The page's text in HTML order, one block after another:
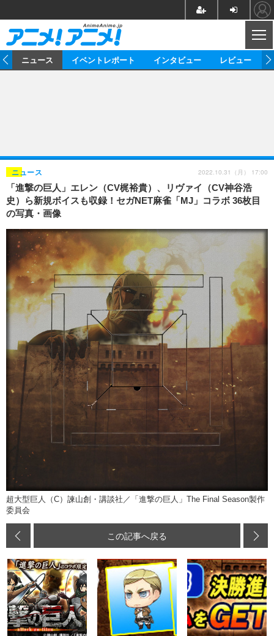
ゲーム グッズ
イベント
海外イベント ビジネス
俳優・タレント アーティスト
ビジネス
アニメ 実写
書評
ゲーム
動画
アニメ
アニメ！アニメ！TV
連載・コラム
ニュース イベントレポート インタビュー レビュー
「進撃の巨人」エレン（CV梶裕貴）、リヴァイ（CV神谷浩
史）ら新規ボイスも収録！セガNET麻雀「MJ」コラボ 36枚目
の写真・画像
ニュース 2022.10.31（月） 17:00
超大型巨人（C）諫山創・講談社／「進撃の巨人」The Final Season製作
委員会
この記事へ戻る